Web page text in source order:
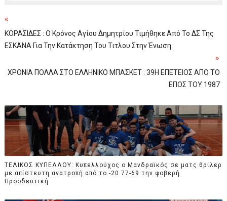
«
ΚΟΡΑΣΙΔΕΣ : Ο Κρόνος Αγίου Δημητρίου Τιμήθηκε Από Το ΔΣ Της
ΕΣΚΑΝΑ Για Την Κατάκτηση Του Τιτλου Στην Ένωση
»
ΧΡΟΝΙΑ ΠΟΛΛΑ ΣΤΟ ΕΛΛΗΝΙΚΟ ΜΠΑΣΚΕΤ : 39Η ΕΠΕΤΕΙΟΣ ΑΠΟ ΤΟ
ΕΠΟΣ ΤΟΥ 1987
TEΛΙΚΟΣ ΚΥΠΕΛΛΟΥ: Κυπελλούχος ο Μανδραϊκός σε ματς θρίλερ
με απίστευτη ανατροπή από το -20 77-69 την φοβερή
Προοδευτική